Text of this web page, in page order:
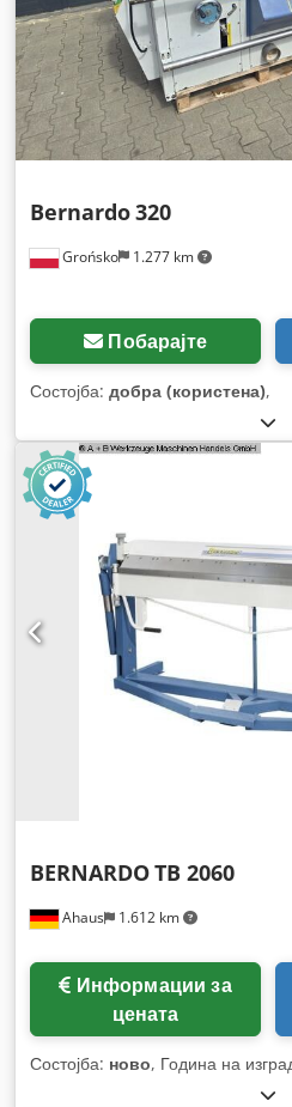
Grońsko 1.277 km
Bernardo320
Побарајте
Состојба: добра (користена),
Ahaus 1.612 km
BERNARDOTB 2060
цената
Состојба: ново, Година на